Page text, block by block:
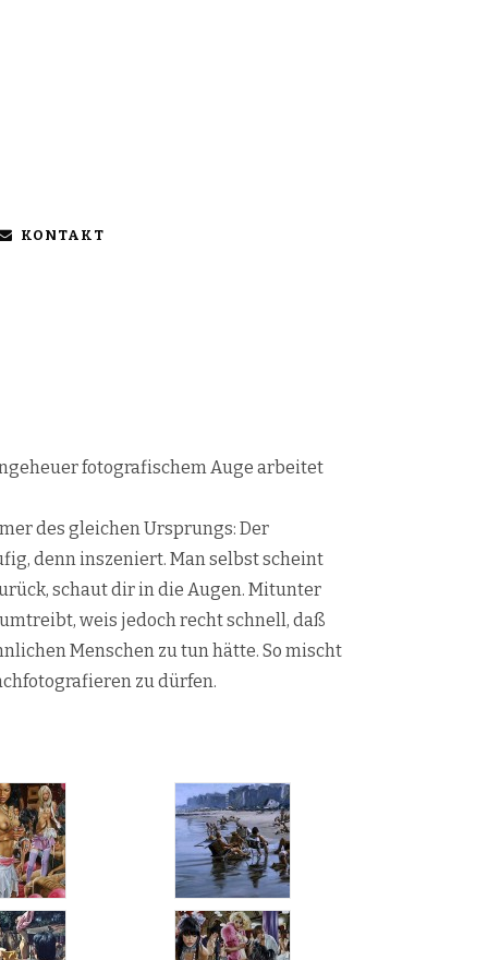
KONTAKT
fotografischem Auge arbeitet
des gleichen Ursprungs: Der
denn inszeniert. Man selbst scheint
schaut dir in die Augen. Mitunter
weis jedoch recht schnell, daß
Menschen zu tun hätte. So mischt
zu dürfen.